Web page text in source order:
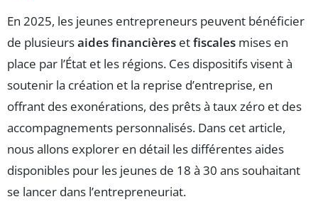
En 2025, les jeunes entrepreneurs peuvent bénéficier
de plusieursaides financières etfiscales mises en
place par l’État et les régions. Ces dispositifs visent à
soutenir la création et la reprise d’entreprise, en
offrant des exonérations, des prêts à taux zéro et des
accompagnements personnalisés. Dans cet article,
nous allons explorer en détail les différentes aides
disponibles pour les jeunes de 18 à 30 ans souhaitant
se lancer dans l’entrepreneuriat.